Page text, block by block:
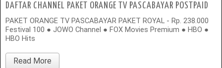
DAFTAR CHANNEL PAKET ORANGE TV PASCABAYAR POSTPAID
PAKET ORANGE TV PASCABAYAR PAKET ROYAL - Rp. 238.000
Festival 100 ● JOWO Channel ● FOX Movies Premium ● HBO ●
HBO Hits
Read More